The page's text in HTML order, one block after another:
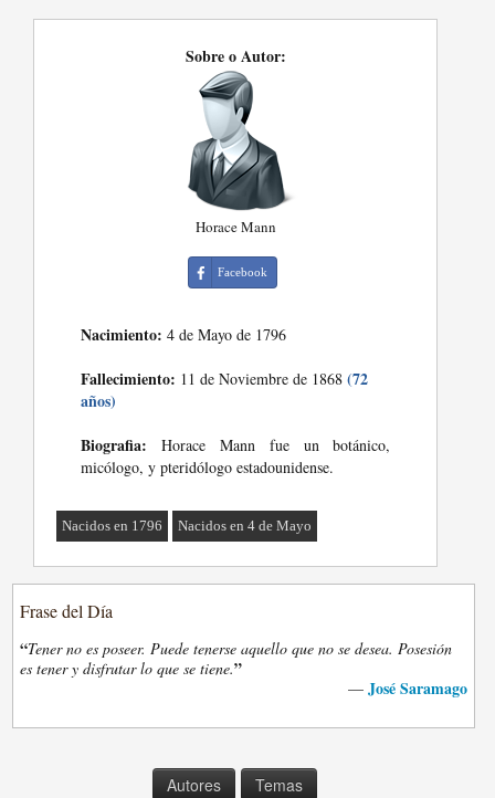
Sobre o Autor:
Horace Mann
Facebook
Nacimiento: 4 de Mayo de 1796
Fallecimiento: 11 de Noviembre de 1868(72
años)
Biografia: Horace Mann fue un botánico,
micólogo, y pteridólogo estadounidense.
Nacidos en 1796 Nacidos en 4 de Mayo
Frase del Día
“Tener no es poseer. Puede tenerse aquello que no se desea. Posesión
es tener y disfrutar lo que se tiene.”
— José Saramago
Autores Temas